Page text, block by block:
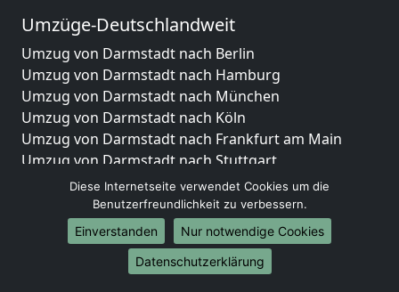
Umzüge-Deutschlandweit
Umzug von Darmstadt nach Berlin
Umzug von Darmstadt nach Hamburg
Umzug von Darmstadt nach München
Umzug von Darmstadt nach Köln
Umzug von Darmstadt nach Frankfurt am Main
Umzug von Darmstadt nach Stuttgart
Umzug von Darmstadt nach Düsseldorf
Umzug von Darmstadt nach Leipzig
Umzug von Darmstadt nach Dortmund
Umzug von Darmstadt nach Essen
Umzug von Darmstadt nach Bremen
Diese Internetseite verwendet Cookies um die
Benutzerfreundlichkeit zu verbessern.
Einverstanden
Nur notwendige Cookies
Datenschutzerklärung